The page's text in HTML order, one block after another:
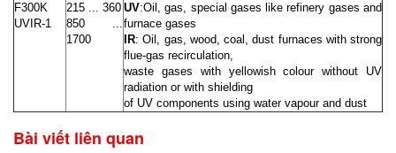
F300K
UVIR-1
215 ... 360
850 ...
1700
UV:Oil, gas, special gases like refinery gases and
furnace gases
IR: Oil, gas, wood, coal, dust furnaces with strong
flue-gas recirculation,
waste gases with yellowish colour without UV
radiation or with shielding
of UV components using water vapour and dust
Bài viết liên quan